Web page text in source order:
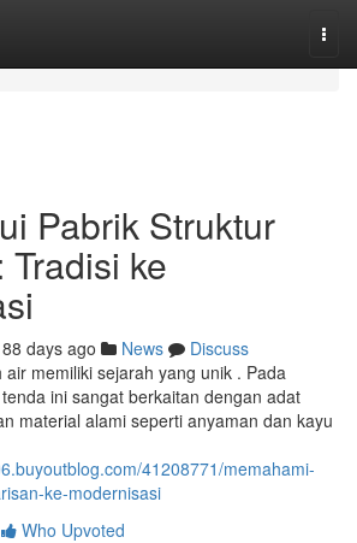
Pabrik Struktur
ke
88 days ago News
Discuss
air memiliki sejarah yang unik . Pada
ini sangat berkaitan dengan adat
material alami seperti anyaman dan kayu
41208771/memahami-
ke-modernisasi
Who Upvoted